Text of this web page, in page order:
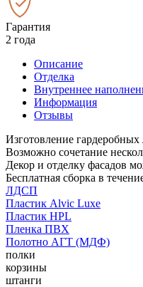
Гарантия
2 года
Описание
Отделка
Внутреннее
Информация
Отзывы
Изготовление
Возможно сочетание
Декор и отделку фасадов
Бесплатная сборка в
ЛДСП
Пластик Alvic Luxe
Пластик HPL
Пленка ПВХ
Полотно АГТ (МДФ)
полки
корзины
штанги